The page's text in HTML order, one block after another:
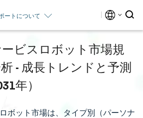
ートについて
ビスロボット市場規
- 成長トレンドと予測
年）
ボット市場は、タイプ別（パーソナ